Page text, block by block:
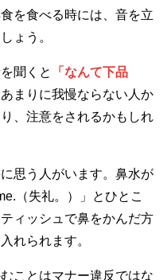
を食べる時には、音を立
ょう。
聞くと
「なんて下品
まりに我慢ならない人か
、注意をされるかもしれ
思う人がいます。鼻水が
（失礼。）」とひとこ
ィッシュで鼻をかんだ方
れられます。
ことはマナー違反ではな